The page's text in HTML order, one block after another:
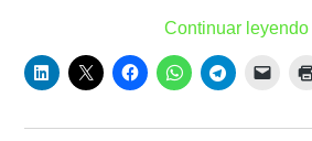
Continuar leyendo